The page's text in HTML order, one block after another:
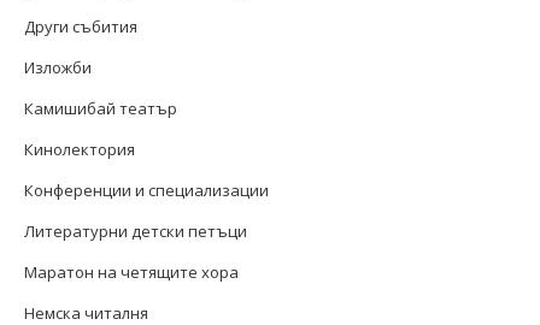
Други събития
Изложби
Камишибай театър
Кинолектория
Конференции и специализации
Литературни детски петъци
Маратон на четящите хора
Немска читалня